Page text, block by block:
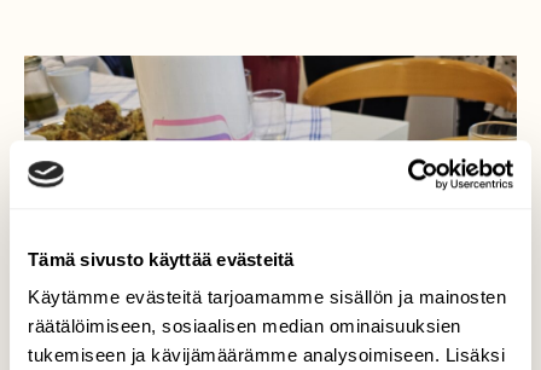
Tämä sivusto käyttää evästeitä
Käytämme evästeitä tarjoamamme sisällön ja mainosten
räätälöimiseen, sosiaalisen median ominaisuuksien
tukemiseen ja kävijämäärämme analysoimiseen. Lisäksi